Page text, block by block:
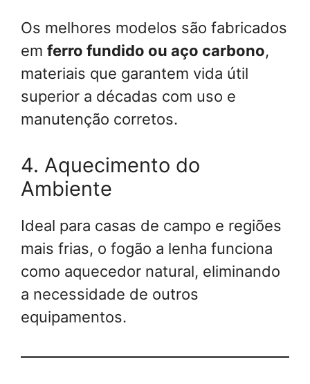
Os melhores modelos são fabricados
em ferro fundido ou aço carbono,
materiais que garantem vida útil
superior a décadas com uso e
manutenção corretos.
4. Aquecimento do
Ambiente
Ideal para casas de campo e regiões
mais frias, o fogão a lenha funciona
como aquecedor natural, eliminando
a necessidade de outros
equipamentos.